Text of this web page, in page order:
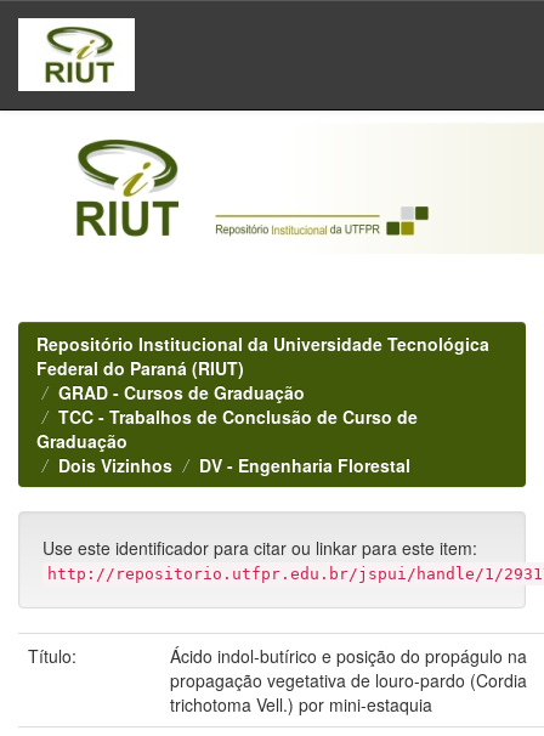
Skip
navigation
Repositório Institucional da Universidade Tecnológica
Federal do Paraná (RIUT)
GRAD - Cursos de Graduação
TCC - Trabalhos de Conclusão de Curso de
Graduação
Dois Vizinhos
DV - Engenharia Florestal
Use este identificador para citar ou linkar para este item:
http://repositorio.utfpr.edu.br/jspui/handle/1/
Título:
Ácido indol-butírico e posição do propágulo na
propagação vegetativa de louro-pardo (Cordia
trichotoma Vell.) por mini-estaquia